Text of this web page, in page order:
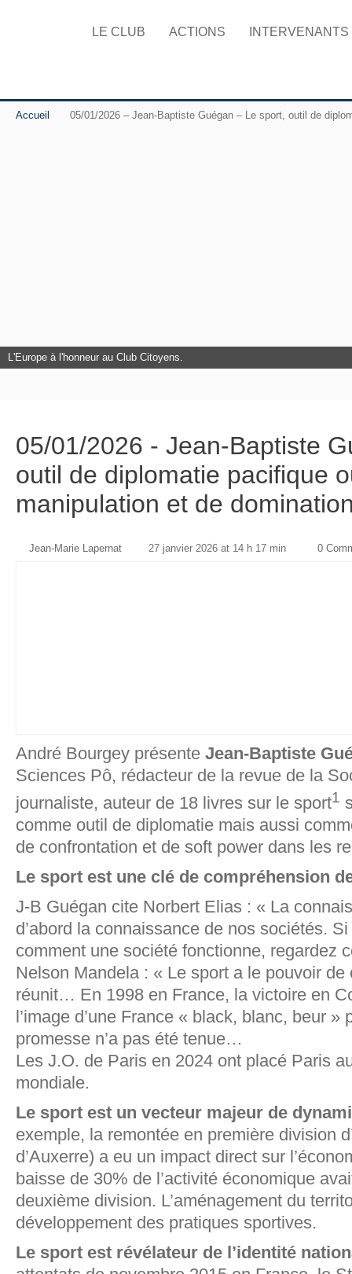
LE CLUB ACTIONS INTERVENANTS
Accueil 05/01/2026 – Jean-Baptiste Guégan – Le sport, outil de
L'Europe à l'honneur au Club Citoyens.
05/01/2026 - Jean-Baptiste
outil de diplomatie pacifique
manipulation et de
Jean-Marie Lapernat 27 janvier 2026 at 14 h 17 min 0
André Bourgey présente Jean-Baptiste
Sciences Pô, rédacteur de la revue de la
journaliste, auteur de 18 livres sur le sport1
comme outil de diplomatie mais aussi
de confrontation et de soft power dans les
Le sport est une clé de compréhension
J-B Guégan cite Norbert Elias : « La
d’abord la connaissance de nos sociétés.
comment une société fonctionne, regardez
Nelson Mandela : « Le sport a le pouvoir
réunit… En 1998 en France, la victoire en
l’image d’une France « black, blanc, beur
promesse n’a pas été tenue…
Les J.O. de Paris en 2024 ont placé Paris
mondiale.
Le sport est un vecteur majeur de
exemple, la remontée en première division
d’Auxerre) a eu un impact direct sur
baisse de 30% de l’activité économique
deuxième division. L’aménagement du
développement des pratiques sportives.
Le sport est révélateur de l’identité